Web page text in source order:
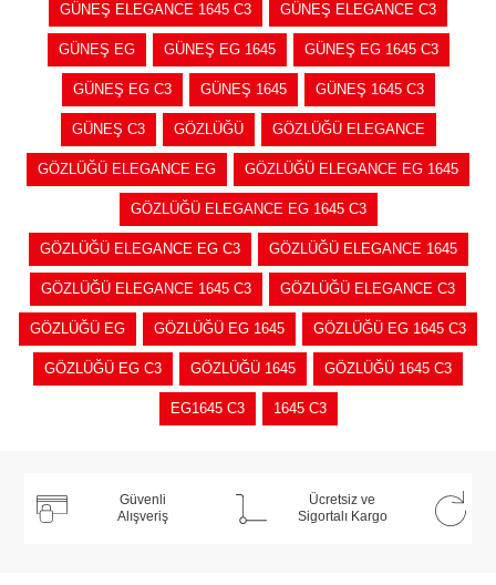
GÜNEŞ ELEGANCE 1645 C3 GÜNEŞ ELEGANCE C3
GÜNEŞ EG GÜNEŞ EG 1645 GÜNEŞ EG 1645 C3
GÜNEŞ EG C3 GÜNEŞ 1645 GÜNEŞ 1645 C3
GÜNEŞ C3 GÖZLÜĞÜ GÖZLÜĞÜ ELEGANCE
GÖZLÜĞÜ ELEGANCE EG GÖZLÜĞÜ ELEGANCE EG 1645
GÖZLÜĞÜ ELEGANCE EG 1645 C3
GÖZLÜĞÜ ELEGANCE EG C3 GÖZLÜĞÜ ELEGANCE 1645
GÖZLÜĞÜ ELEGANCE 1645 C3 GÖZLÜĞÜ ELEGANCE C3
GÖZLÜĞÜ EG GÖZLÜĞÜ EG 1645 GÖZLÜĞÜ EG 1645 C3
GÖZLÜĞÜ EG C3 GÖZLÜĞÜ 1645 GÖZLÜĞÜ 1645 C3
EG1645 C3 1645 C3
Güvenli
Alışveriş
Ücretsiz ve
Sigortalı Kargo